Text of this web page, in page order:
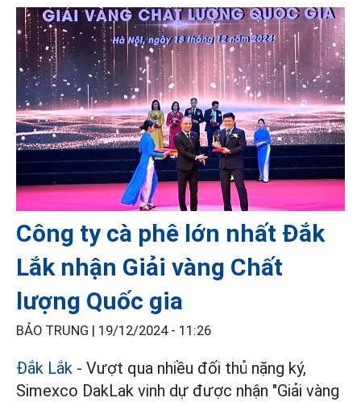
Công ty cà phê lớn nhất Đắk
Lắk nhận Giải vàng Chất
lượng Quốc gia
BẢO TRUNG | 19/12/2024 - 11:26
Đắk Lắk - Vượt qua nhiều đối thủ nặng ký,
Simexco DakLak vinh dự được nhận "Giải vàng